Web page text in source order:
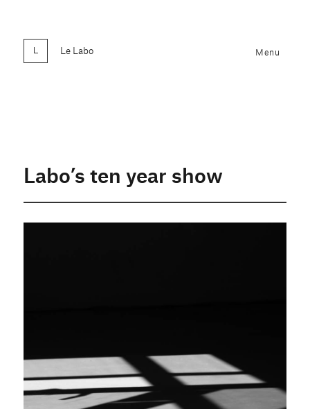
Le Labo Menu
Labo’s ten year show